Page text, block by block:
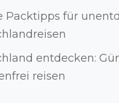
Packtipps für
entdecken:
reisen